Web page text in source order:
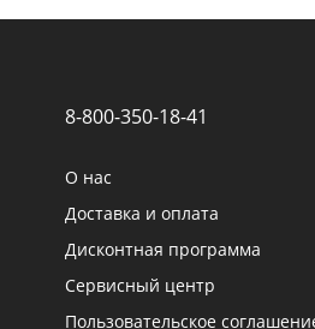
8-800-350-18-41
О нас
Доставка и оплата
Дисконтная программа
Сервисный центр
Пользовательское